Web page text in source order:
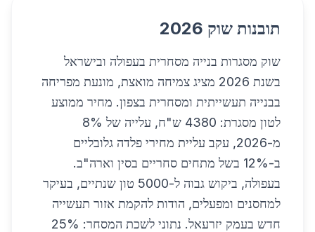
תובנות שוק 2026
שוק מסגרות בנייה מסחרית בעפולה ובישראל
בשנת 2026 מציג צמיחה מואצת, מונעת מפריחה
בבנייה תעשייתית ומסחרית בצפון. מחיר ממוצע
לטון מסגרת: 4380 ש"ח, עלייה של 8%
מ-2026, עקב עליית מחירי פלדה גלובליים
ב-12% בשל מתחים סחריים בסין וארה"ב.
בעפולה, ביקוש גבוה ל-5000 טון שנתיים, בעיקר
למחסנים ומפעלים, הודות להקמת אזור תעשייה
חדש בעמק יזרעאל. נתוני לשכת המסחר: 25%